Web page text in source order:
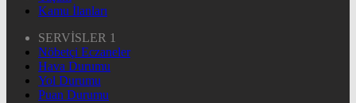
Kamu İlanları
SERVİSLER 1
Nöbetçi Eczaneler
Hava Durumu
Yol Durumu
Puan Durumu